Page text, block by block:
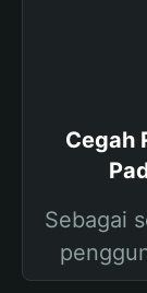
Cegah
Sebagai